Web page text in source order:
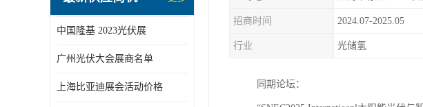
中国隆基 2023光伏展
广州光伏大会展商名单
上海比亚迪展会活动价格
招商时间 2024.07-2025.05
行业 光储氢
同期论坛：